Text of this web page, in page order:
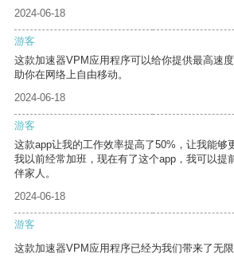
2024-06-18
游客
这款加速器VPM应用程序可以给你提供最高速
助你在网络上自由移动。
2024-06-18
游客
这款app让我的工作效率提高了50%，让我能够
我以前经常加班，现在有了这个app，我可以提
伴家人。
2024-06-18
游客
这款加速器VPM应用程序已经为我们带来了无限